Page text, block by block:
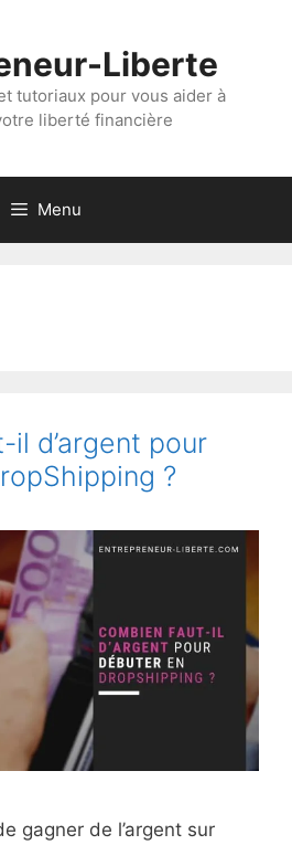
Liberte
tutoriaux pour vous aider à
liberté financière
Menu
il d’argent pour
?
gagner de l’argent sur